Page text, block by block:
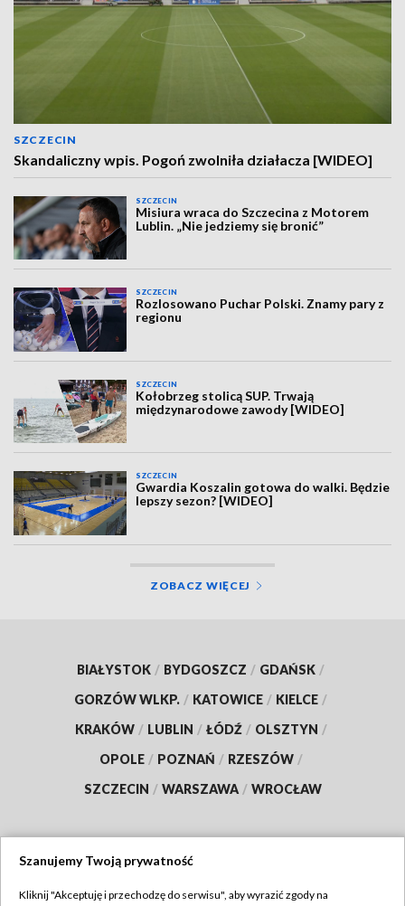
SZCZECIN
Skandaliczny wpis. Pogoń zwolniła działacza [WIDEO]
SZCZECIN
Misiura wraca do Szczecina z Motorem
Lublin. „Nie jedziemy się bronić”
SZCZECIN
Rozlosowano Puchar Polski. Znamy pary z
regionu
SZCZECIN
Kołobrzeg stolicą SUP. Trwają
międzynarodowe zawody [WIDEO]
SZCZECIN
Gwardia Koszalin gotowa do walki. Będzie
lepszy sezon? [WIDEO]
ZOBACZ WIĘCEJ
BIAŁYSTOK / BYDGOSZCZ / GDAŃSK /
GORZÓW WLKP. / KATOWICE / KIELCE /
KRAKÓW / LUBLIN / ŁÓDŹ / OLSZTYN /
OPOLE / POZNAŃ / RZESZÓW /
SZCZECIN / WARSZAWA / WROCŁAW
Szanujemy Twoją prywatność
Kliknij "Akceptuję i przechodzę do serwisu", aby wyrazić zgody na